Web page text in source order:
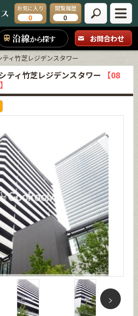
お気に入り
0
閲覧履歴
0
沿線から探す お問合わせ
ティ竹芝レジデンスタワー
ティ竹芝レジデンスタワー
【08